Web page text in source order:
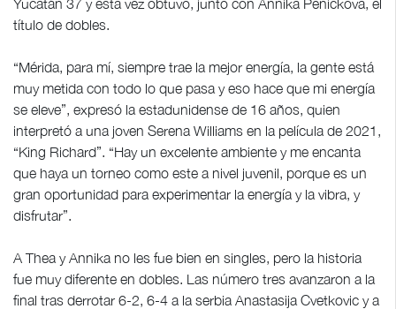
Yucatán 37 y esta vez obtuvo, junto con Annika Penickova, el
título de dobles.
“Mérida, para mí, siempre trae la mejor energía, la gente está
muy metida con todo lo que pasa y eso hace que mi energía
se eleve”, expresó la estadunidense de 16 años, quien
interpretó a una joven Serena Williams en la película de 2021,
“King Richard”. “Hay un excelente ambiente y me encanta
que haya un torneo como este a nivel juvenil, porque es un
gran oportunidad para experimentar la energía y la vibra, y
disfrutar”.
A Thea y Annika no les fue bien en singles, pero la historia
fue muy diferente en dobles. Las número tres avanzaron a la
final tras derrotar 6-2, 6-4 a la serbia Anastasija Cvetkovic y a